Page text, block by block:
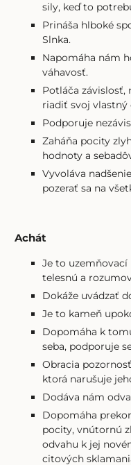
sily, keď to
Prináša hlboké
Slnka.
Napomáha nám
váhavosť.
Potláča závislosť,
riadiť svoj vlastný
Podporuje
Zaháňa pocity
hodnoty a
Vyvoláva
pozerať sa na
Achát
Je to
telesnú a
Dokáže uvádzať
Je to kameň
Dopomáha k
seba, podporuje
Obracia
ktorá narušuje
Dodáva nám
Dopomáha
pocity, vnútornú
odvahu k jej
citových